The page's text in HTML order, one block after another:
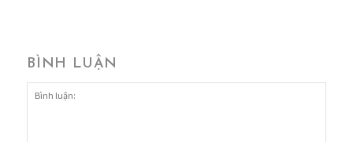
BÌNH LUẬN